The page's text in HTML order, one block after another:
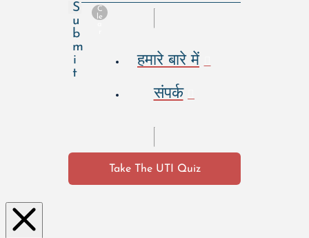
S
u
b
m
i
t
C
le
हमारे बारे में
संपर्क
Take The UTI Quiz